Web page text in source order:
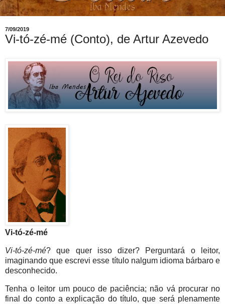
7/09/2019
Vi-tó-zé-mé (Conto), de Artur Azevedo
Vi-tó-zé-mé
Vi-tó-zé-mé? que quer isso dizer? Perguntará o leitor,
imaginando que escrevi esse título nalgum idioma bárbaro e
desconhecido.
Tenha o leitor um pouco de paciência; não vá procurar no
final do conto a explicação do título, que será plenamente